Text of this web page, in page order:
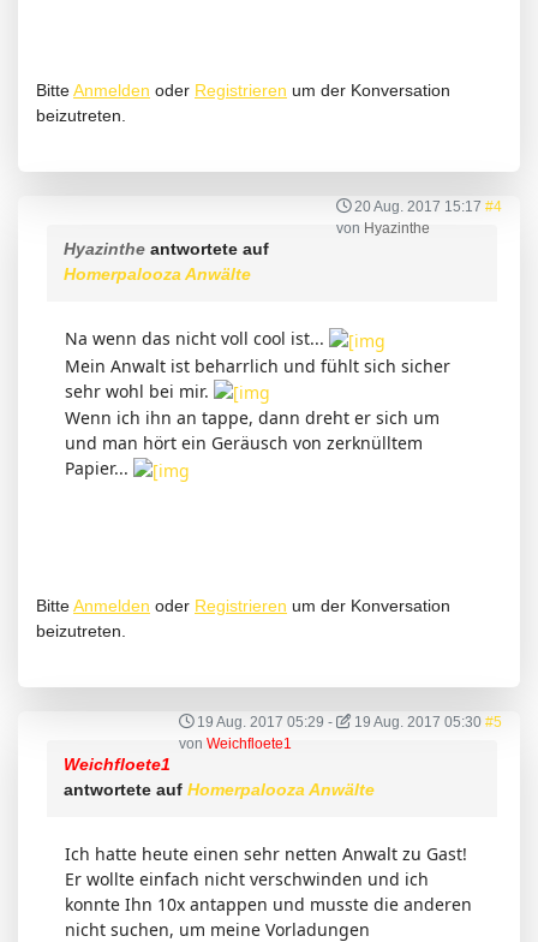
BitteAnmelden oder Registrieren um der Konversation
beizutreten.
20 Aug. 2017 15:17 #4
von Hyazinthe
Hyazinthe antwortete auf
Homerpalooza Anwälte
Na wenn das nicht voll cool ist...
Mein Anwalt ist beharrlich und fühlt sich sicher
sehr wohl bei mir.
Wenn ich ihn an tappe, dann dreht er sich um
und man hört ein Geräusch von zerknülltem
Papier...
BitteAnmelden oder Registrieren um der Konversation
beizutreten.
19 Aug. 2017 05:29 - 19 Aug. 2017 05:30 #5
von Weichfloete1
Weichfloete1
antwortete auf Homerpalooza Anwälte
Ich hatte heute einen sehr netten Anwalt zu Gast!
Er wollte einfach nicht verschwinden und ich
konnte Ihn 10x antappen und musste die anderen
nicht suchen, um meine Vorladungen